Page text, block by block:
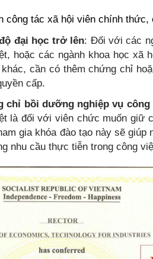
công tác xã hội viên chính thức,
đại học trở lên: Đối với các
hoặc các ngành khoa học xã
khác, cần có thêm chứng chỉ
cấp.
chỉ bồi dưỡng nghiệp vụ công
là đối với viên chức muốn giữ
gia khóa đào tạo này sẽ
nhu cầu thực tiễn trong công